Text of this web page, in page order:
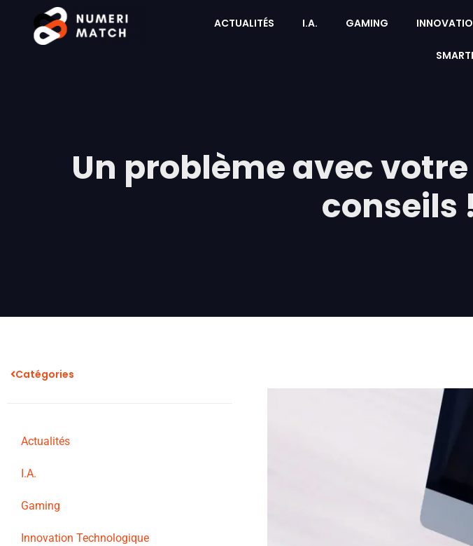
ACTUALITÉS I.A. GAMING
Un problème avec
conseils !
Catégories
Actualités
I.A.
Gaming
Innovation Technologique